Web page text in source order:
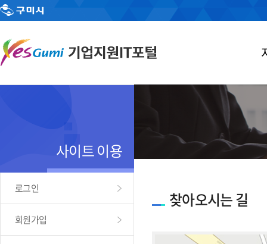
사이트 이용
로그인
회원가입
찾아오시는 길